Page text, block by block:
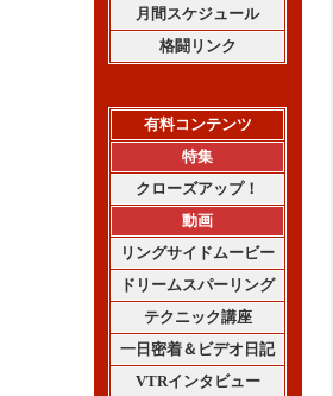
月間スケジュール
格闘リンク
有料コンテンツ
特集
クローズアップ！
動画
リングサイドムービー
ドリームスパーリング
テクニック講座
一日密着＆ビデオ日記
VTRインタビュー